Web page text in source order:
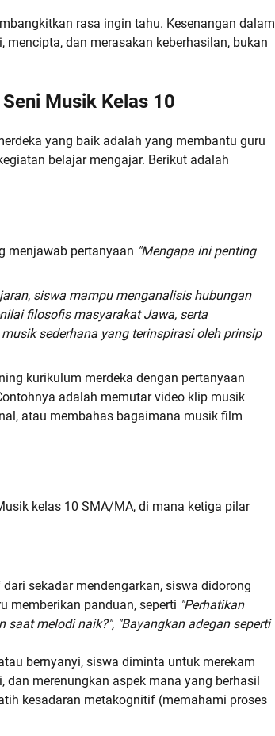
rasa ingin tahu. Kesenangan dalam
dan merasakan keberhasilan, bukan
Musik Kelas 10
yang baik adalah yang membantu guru
belajar mengajar. Berikut adalah
menjawab pertanyaan "Mengapa ini penting
siswa mampu menganalisis hubungan
filosofis masyarakat Jawa, serta
sederhana yang terinspirasi oleh prinsip
kurikulum merdeka dengan pertanyaan
adalah memutar video klip musik
atau membahas bagaimana musik film
kelas 10 SMA/MA, di mana ketiga pilar
sekadar mendengarkan, siswa didorong
memberikan panduan, seperti "Perhatikan
saat melodi naik?", "Bayangkan adegan seperti
bernyanyi, siswa diminta untuk merekam
merenungkan aspek mana yang berhasil
kesadaran metakognitif (memahami proses